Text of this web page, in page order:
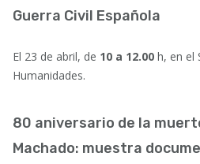
Guerra Civil Española
El 23 de abril, de 10 a 12.00 h, en el
Humanidades.
80 aniversario de la
Machado: muestra